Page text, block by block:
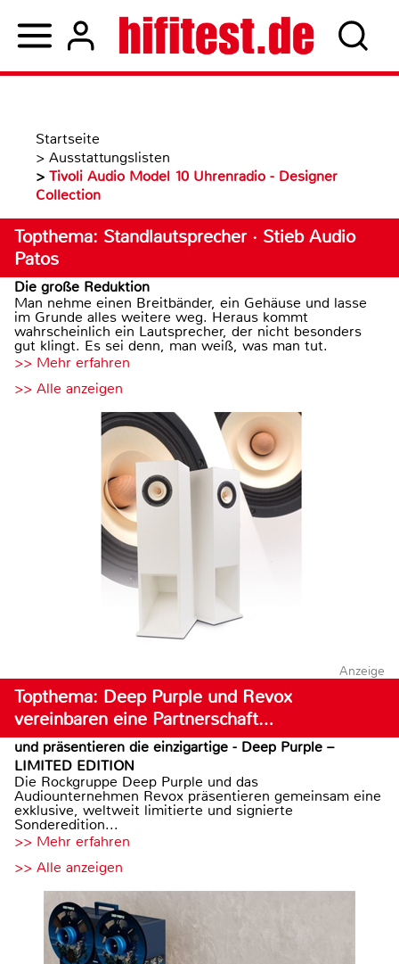
Startseite
> Ausstattungslisten
> Tivoli Audio Model 10 Uhrenradio - Designer
Collection
Topthema: Standlautsprecher · Stieb Audio
Patos
Die große Reduktion
Man nehme einen Breitbänder, ein Gehäuse und lasse
im Grunde alles weitere weg. Heraus kommt
wahrscheinlich ein Lautsprecher, der nicht besonders
gut klingt. Es sei denn, man weiß, was man tut.
>> Mehr erfahren
>> Alle anzeigen
Anzeige
Topthema: Deep Purple und Revox
vereinbaren eine Partnerschaft…
und präsentieren die einzigartige - Deep Purple –
LIMITED EDITION
Die Rockgruppe Deep Purple und das
Audiounternehmen Revox präsentieren gemeinsam eine
exklusive, weltweit limitierte und signierte
Sonderedition...
>> Mehr erfahren
>> Alle anzeigen